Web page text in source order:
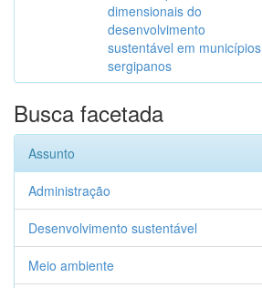
dimensionais do
desenvolvimento
sustentável em municípios
sergipanos
Busca facetada
Assunto
Administração
Desenvolvimento sustentável
Meio ambiente